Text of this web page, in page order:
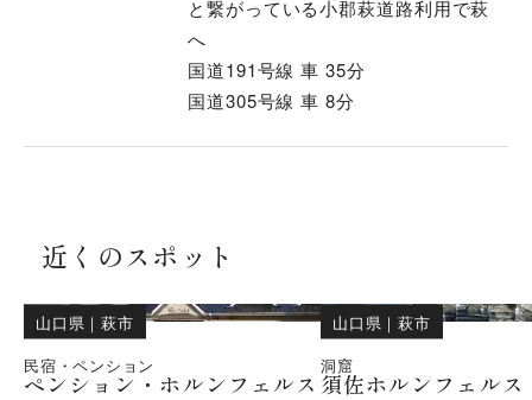
と繋がっている小郡萩道路利用で萩
へ
国道191号線 車 35分
国道305号線 車 8分
近くのスポット
山口県 ｜萩市
民宿・ペンション
ペンション・ホルンフェルス
山口県 ｜萩市
洞窟
須佐ホルンフェルス